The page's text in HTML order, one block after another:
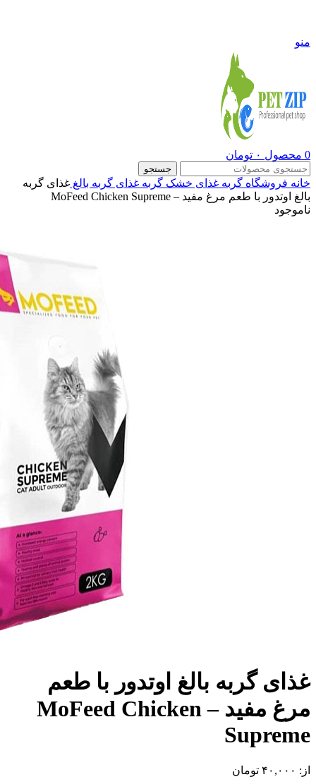
منو
0 محصول ۰ تومان
جستجو
خانه فروشگاه گربه غذای خشک گربه غذای گربه بالغ غذای گربه
بالغ اوتدور با طعم مرغ مفید – MoFeed Chicken Supreme
ناموجود
غذای گربه بالغ اوتدور با طعم
مرغ مفید – MoFeed Chicken
Supreme
از: ۴۰,۰۰۰ تومان